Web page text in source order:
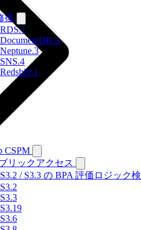
復
RDS.1
DocumentDB.3
Neptune.3
SNS.4
Redshift.1
CSPM
リックアクセス
S3.2 / S3.3 の BPA 評価ロジック
S3.2
S3.3
S3.19
S3.6